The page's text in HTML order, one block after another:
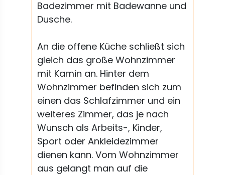
Badezimmer mit Badewanne und
Dusche.
An die offene Küche schließt sich
gleich das große Wohnzimmer
mit Kamin an. Hinter dem
Wohnzimmer befinden sich zum
einen das Schlafzimmer und ein
weiteres Zimmer, das je nach
Wunsch als Arbeits-, Kinder,
Sport oder Ankleidezimmer
dienen kann. Vom Wohnzimmer
aus gelangt man auf die